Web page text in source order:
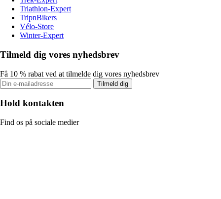
Triathlon-Expert
TripnBikers
Vélo-Store
Winter-Expert
Tilmeld dig vores nyhedsbrev
Få 10 % rabat ved at tilmelde dig vores nyhedsbrev
Tilmeld dig
Hold kontakten
Find os på sociale medier